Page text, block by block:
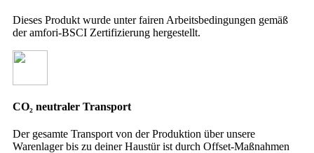
Dieses Produkt wurde unter fairen Arbeitsbedingungen gemäß
der amfori-BSCI Zertifizierung hergestellt.
CO₂ neutraler Transport
Der gesamte Transport von der Produktion über unsere
Warenlager bis zu deiner Haustür ist durch Offset-Maßnahmen